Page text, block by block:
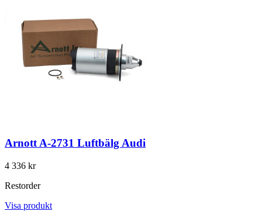
Arnott A-2731 Luftbälg Audi
4 336 kr
Restorder
Visa produkt